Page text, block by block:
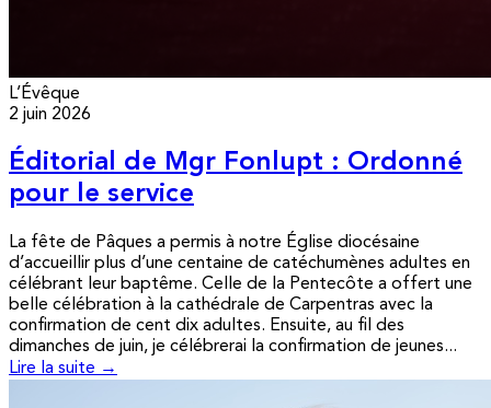
L’Évêque
2 juin 2026
Éditorial de Mgr Fonlupt : Ordonné
pour le service
La fête de Pâques a permis à notre Église diocésaine
d’accueillir plus d’une centaine de catéchumènes adultes en
célébrant leur baptême. Celle de la Pentecôte a offert une
belle célébration à la cathédrale de Carpentras avec la
confirmation de cent dix adultes. Ensuite, au fil des
dimanches de juin, je célébrerai la confirmation de jeunes...
Lire la suite →